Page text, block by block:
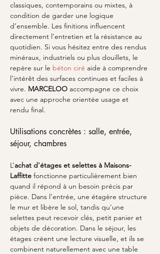
classiques, contemporains ou mixtes, à
condition de garder une logique
d’ensemble. Les finitions influencent
directement l’entretien et la résistance au
quotidien. Si vous hésitez entre des rendus
minéraux, industriels ou plus douillets, le
repère sur le béton ciré aide à comprendre
l’intérêt des surfaces continues et faciles à
vivre. MARCELOO accompagne ce choix
avec une approche orientée usage et
rendu final.
Utilisations concrètes : salle, entrée,
séjour, chambres
L’achat d'étages et selettes à Maisons-
Laffitte fonctionne particulièrement bien
quand il répond à un besoin précis par
pièce. Dans l’entrée, une étagère structure
le mur et libère le sol, tandis qu’une
selettes peut recevoir clés, petit panier et
objets de décoration. Dans le séjour, les
étages créent une lecture visuelle, et ils se
combinent naturellement avec une table